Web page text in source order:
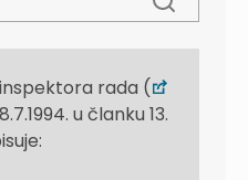
rada (
u članku 13.